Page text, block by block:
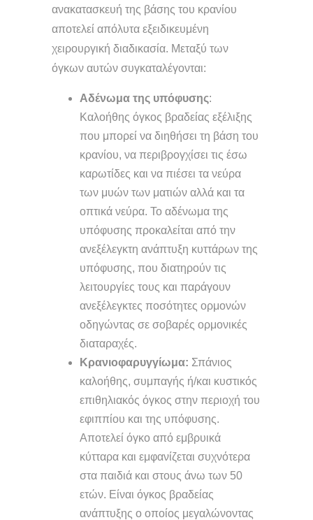
ανακατασκευή της βάσης του κρανίου
αποτελεί απόλυτα εξειδικευμένη
χειρουργική διαδικασία. Μεταξύ των
όγκων αυτών συγκαταλέγονται:
Αδένωμα της υπόφυσης:
Καλοήθης όγκος βραδείας εξέλιξης
που μπορεί να διηθήσει τη βάση του
κρανίου, να περιβρογχίσει τις έσω
καρωτίδες και να πιέσει τα νεύρα
των μυών των ματιών αλλά και τα
οπτικά νεύρα. Το αδένωμα της
υπόφυσης προκαλείται από την
ανεξέλεγκτη ανάπτυξη κυττάρων της
υπόφυσης, που διατηρούν τις
λειτουργίες τους και παράγουν
ανεξέλεγκτες ποσότητες ορμονών
οδηγώντας σε σοβαρές ορμονικές
διαταραχές.
Κρανιοφαρυγγίωμα: Σπάνιος
καλοήθης, συμπαγής ή/και κυστικός
επιθηλιακός όγκος στην περιοχή του
εφιππίου και της υπόφυσης.
Αποτελεί όγκο από εμβρυικά
κύτταρα και εμφανίζεται συχνότερα
στα παιδιά και στους άνω των 50
ετών. Είναι όγκος βραδείας
ανάπτυξης ο οποίος μεγαλώνοντας